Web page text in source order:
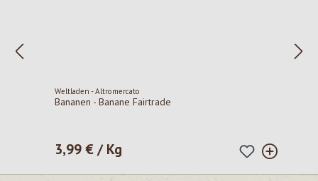
Weltladen - Altromercato
Bananen - Banane Fairtrade
Regulärer Preis:
3,99 € / Kg